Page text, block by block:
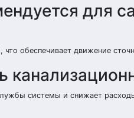
для
обеспечивает движение
системы и снижает